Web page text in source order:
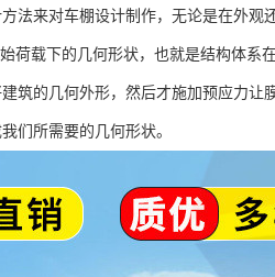
法来对车棚设计制作，无论是在外
荷载下的几何形状，也就是结构体系
筑的几何外形，然后才施加预应力让
们所需要的几何形状。